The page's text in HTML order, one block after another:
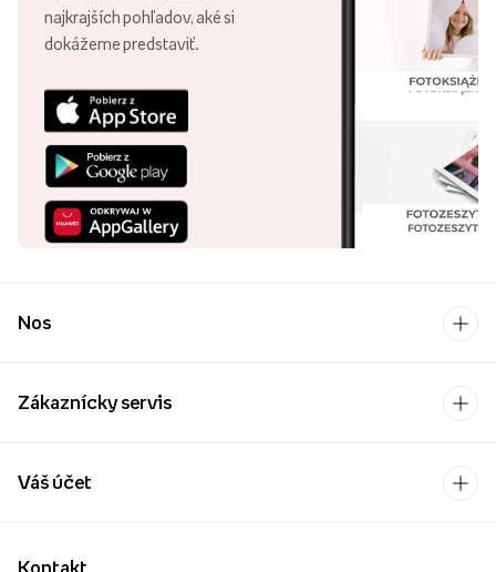
najkrajších pohľadov, aké si
dokážeme predstaviť.
Nos
Zákaznícky servis
Kontakt
Váš účet